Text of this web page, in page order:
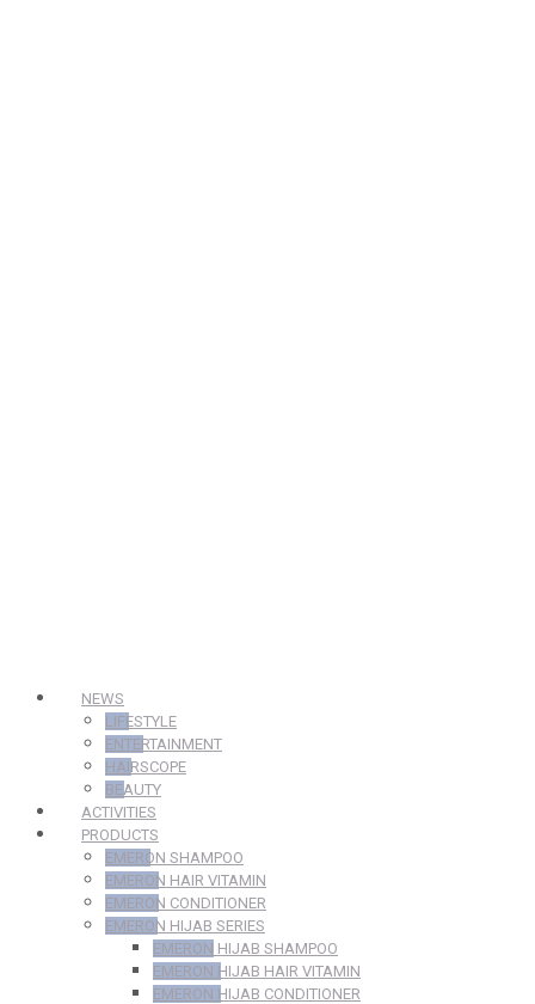
NEWS
LIFESTYLE
ENTERTAINMENT
HAIRSCOPE
BEAUTY
ACTIVITIES
PRODUCTS
EMERON SHAMPOO
EMERON HAIR VITAMIN
EMERON CONDITIONER
EMERON HIJAB SERIES
EMERON HIJAB SHAMPOO
EMERON HIJAB HAIR VITAMIN
EMERON HIJAB CONDITIONER